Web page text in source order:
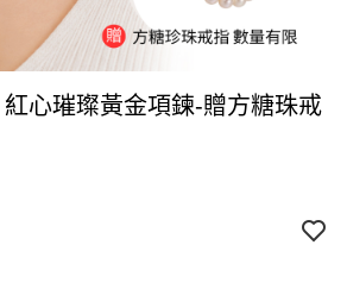
紅心璀璨黃金項鍊-贈方糖珠戒